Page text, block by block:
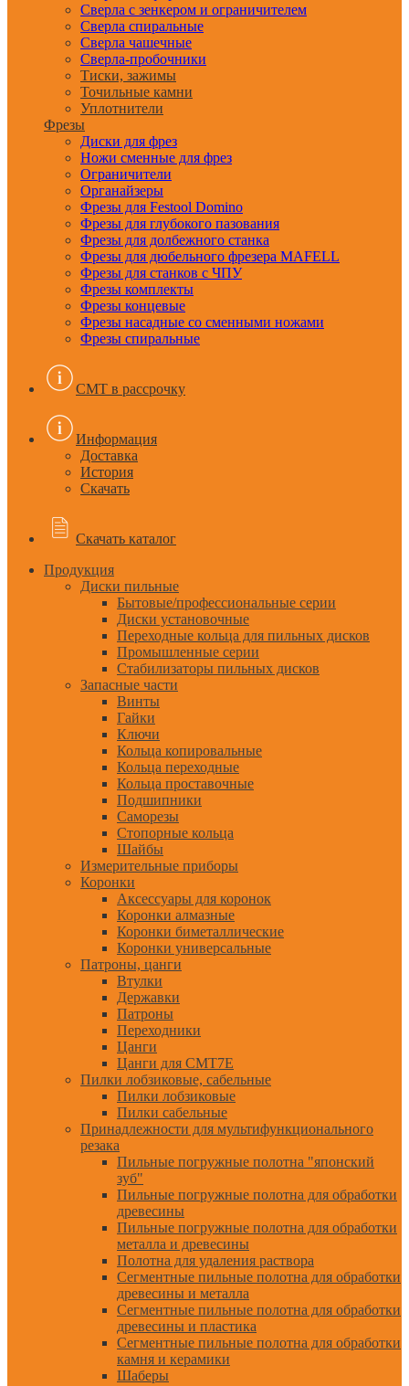
Сверла с зенкером и ограничителем
Сверла спиральные
Сверла чашечные
Сверла-пробочники
Тиски, зажимы
Точильные камни
Уплотнители
Фрезы
Диски для фрез
Ножи сменные для фрез
Ограничители
Органайзеры
Фрезы для Festool Domino
Фрезы для глубокого пазования
Фрезы для долбежного станка
Фрезы для дюбельного фрезера MAFELL
Фрезы для станков с ЧПУ
Фрезы комплекты
Фрезы концевые
Фрезы насадные со сменными ножами
Фрезы спиральные
CMT в рассрочку
Информация
Доставка
История
Скачать
Скачать каталог
Продукция
Диски пильные
Бытовые/профессиональные серии
Диски установочные
Переходные кольца для пильных дисков
Промышленные серии
Стабилизаторы пильных дисков
Запасные части
Винты
Гайки
Ключи
Кольца копировальные
Кольца переходные
Кольца проставочные
Подшипники
Саморезы
Стопорные кольца
Шайбы
Измерительные приборы
Коронки
Аксессуары для коронок
Коронки алмазные
Коронки биметаллические
Коронки универсальные
Патроны, цанги
Втулки
Державки
Патроны
Переходники
Цанги
Цанги для CMT7E
Пилки лобзиковые, сабельные
Пилки лобзиковые
Пилки сабельные
Принадлежности для мультифункционального
резака
Пильные погружные полотна "японский
зуб"
Пильные погружные полотна для обработки
древесины
Пильные погружные полотна для обработки
металла и древесины
Полотна для удаления раствора
Сегментные пильные полотна для обработки
древесины и металла
Сегментные пильные полотна для обработки
древесины и пластика
Сегментные пильные полотна для обработки
камня и керамики
Шаберы